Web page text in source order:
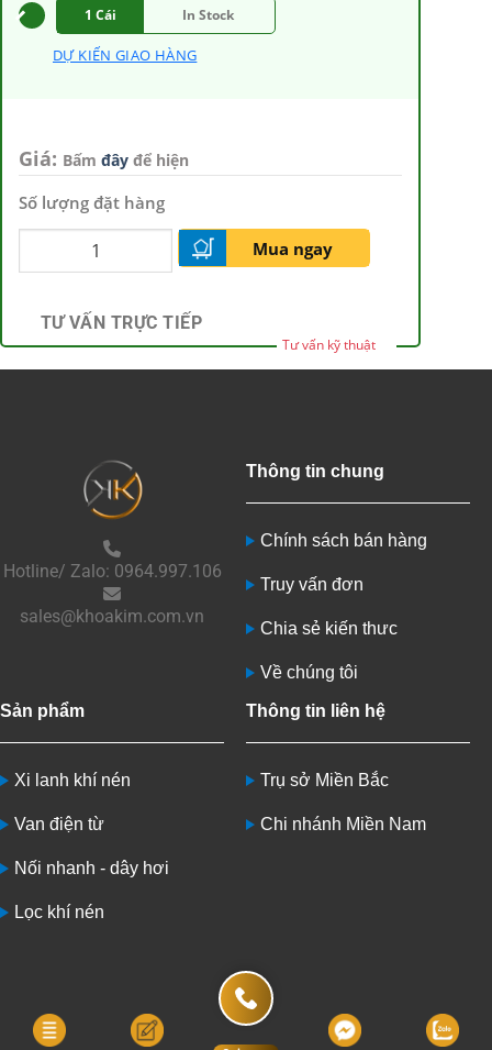
1 Cái In Stock
DỰ KIẾN GIAO HÀNG
Giá: Bấm đây để hiện
Số lượng đặt hàng
Mua ngay
TƯ VẤN TRỰC TIẾP
Tư vấn kỹ thuật
Hotline/ Zalo: 0964.997.106
sales@khoakim.com.vn
Thông tin chung
Chính sách bán hàng
Truy vấn đơn
Chia sẻ kiến thưc
Về chúng tôi
Sản phẩm
Xi lanh khí nén
Van điện từ
Nối nhanh - dây hơi
Lọc khí nén
Thông tin liên hệ
Trụ sở Miền Bắc
Chi nhánh Miền Nam